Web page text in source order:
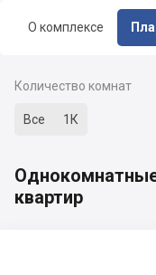
О комплексе
Количество комнат
Все 1К
квартир